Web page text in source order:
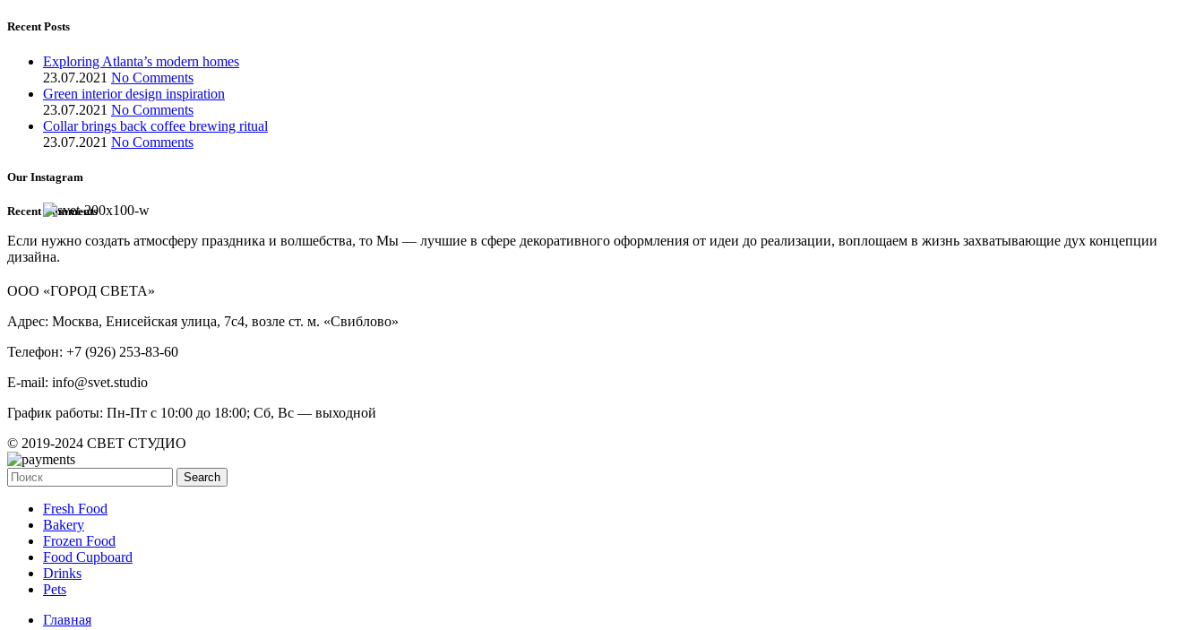
Recent Posts
Exploring Atlanta’s modern homes
23.07.2021 No Comments
Green interior design inspiration
23.07.2021 No Comments
Collar brings back coffee brewing ritual
23.07.2021 No Comments
Our Instagram
Recent Comments
Если нужно создать атмосферу праздника и волшебства, то Мы — лучшие в сфере декоративного оформления от идеи до реализации, воплощаем в жизнь захватывающие дух концепции
дизайна.
ООО «ГОРОД СВЕТА»
Адрес: Москва, Енисейская улица, 7с4, возле ст. м. «Свиблово»
Телефон: +7 (926) 253-83-60
E-mail: info@svet.studio
График работы: Пн-Пт с 10:00 до 18:00; Сб, Вс — выходной
© 2019-2024 СВЕТ СТУДИО
Search
Fresh Food
Bakery
Frozen Food
Food Cupboard
Drinks
Pets
Главная